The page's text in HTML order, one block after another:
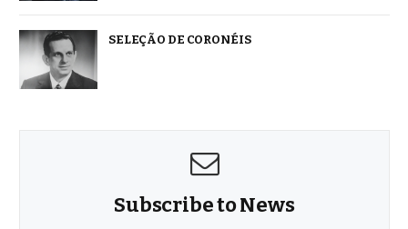
SELEÇÃO DE CORONÉIS
Subscribe to News